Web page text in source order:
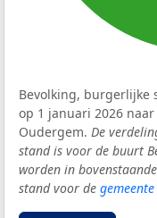
Bevolking, burgerlijke
op 1 januari 2026
Oudergem. De
stand is voor de buurt
worden in
stand voor de